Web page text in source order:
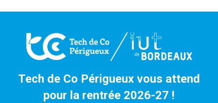
Tech de Co Périgueux vous attend
pour la rentrée 2026-27 !